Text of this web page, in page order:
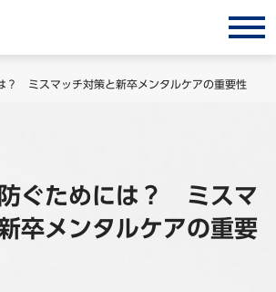
ス/ソリューション
インサイト
コラム
？ ミスマッチ対策と新卒メンタルケアの重要性
ぐためには？ ミスマ
卒メンタルケアの重要